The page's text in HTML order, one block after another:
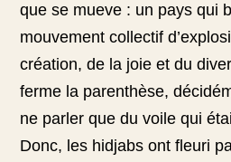
que se mueve : un pays qui
mouvement collectif
création, de la joie et du
ferme la parenthèse,
ne parler que du voile qui
Donc, les hidjabs ont fleuri